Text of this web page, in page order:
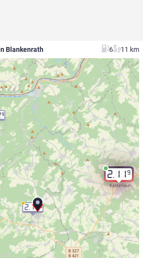
Blankenrath 6 11 km
2.119
2.140
9